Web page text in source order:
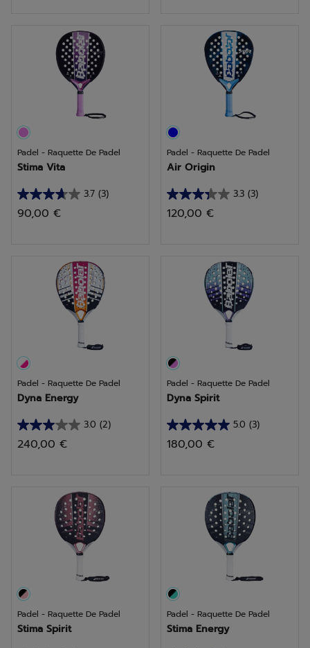
Padel - Raquette De Padel
Stima Vita
3.7 (3)
3.7
sur
90,00 €
Padel - Raquette De Padel
Air Origin
3.3 (3)
3.3
sur
120,00 €
Padel - Raquette De Padel
Dyna Energy
3.0 (2)
3.0
sur
240,00 €
Padel - Raquette De Padel
Dyna Spirit
5.0 (3)
5.0
sur
180,00 €
Padel - Raquette De Padel
Stima Spirit
Padel - Raquette De Padel
Stima Energy